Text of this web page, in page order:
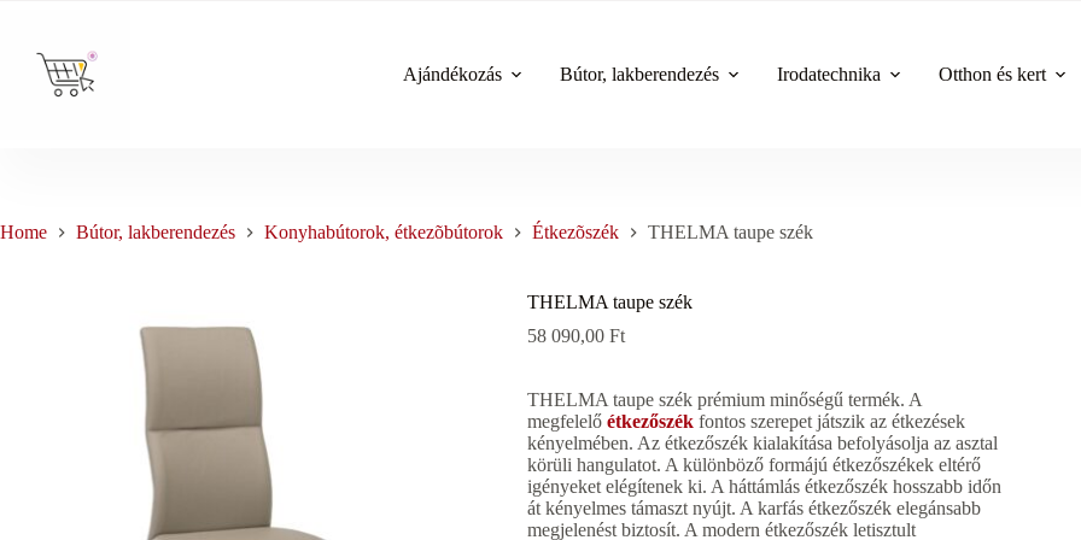
content
Ajándékozás
Bútor, lakberendezés Irodatechnika Otthon és kert
Home Bútor, lakberendezés Konyhabútorok, étkezõbútorok Étkezõszék THELMA taupe szék
THELMA taupe szék
58 090,00Ft
THELMA taupe szék prémium minőségű termék. A
megfelelőétkezőszék fontos szerepet játszik az étkezések
kényelmében. Az étkezőszék kialakítása befolyásolja az asztal
körüli hangulatot. A különböző formájú étkezőszékek eltérő
igényeket elégítenek ki. A háttámlás étkezőszék hosszabb időn
át kényelmes támaszt nyújt. A karfás étkezőszék elegánsabb
megjelenést biztosít. A modern étkezőszék letisztult